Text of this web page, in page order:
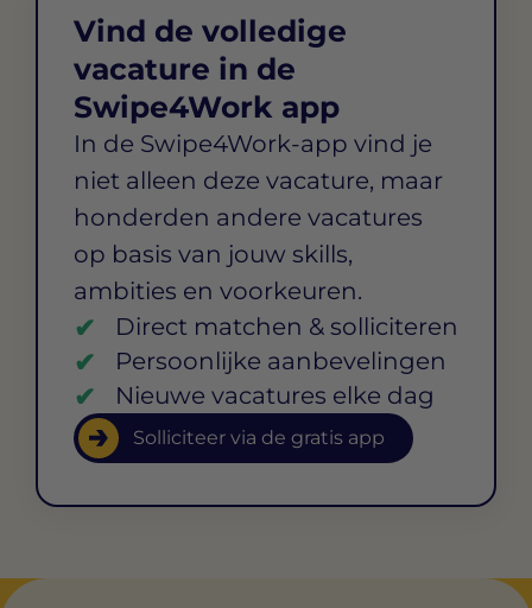
Vind de volledige
vacature in de
Swipe4Work app
In de Swipe4Work-app vind je
niet alleen deze vacature, maar
honderden andere vacatures
op basis van jouw skills,
ambities en voorkeuren.
Direct matchen & solliciteren
Persoonlijke aanbevelingen
Nieuwe vacatures elke dag
Solliciteer via de gratis app